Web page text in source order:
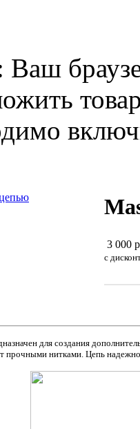
Ваш
3 000
c
для создания
нитками. Цепь